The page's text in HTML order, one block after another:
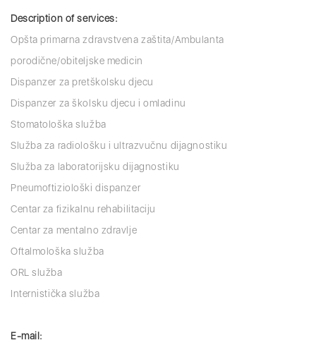
Description of services:
Opšta primarna zdravstvena zaštita/Ambulanta
porodične/obiteljske medicin
Dispanzer za pretškolsku djecu
Dispanzer za školsku djecu i omladinu
Stomatološka služba
Služba za radiološku i ultrazvučnu dijagnostiku
Služba za laboratorijsku dijagnostiku
Pneumoftiziološki dispanzer
Centar za fizikalnu rehabilitaciju
Centar za mentalno zdravlje
Oftalmološka služba
ORL služba
Internistička služba
E-mail: